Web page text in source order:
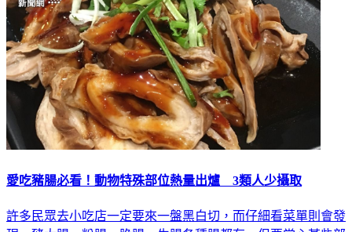
愛吃豬腸必看！動物特殊部位熱量出爐 3類人少攝取
許多民眾去小吃店一定要來一盤黑白切，而仔細看菜單則會發